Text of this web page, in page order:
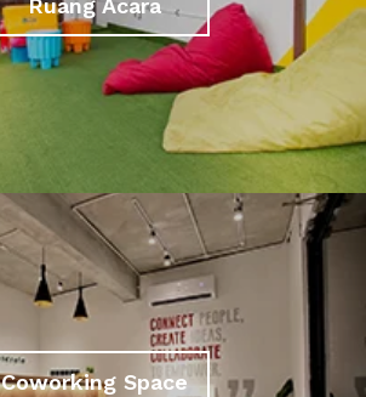
Coworking Space